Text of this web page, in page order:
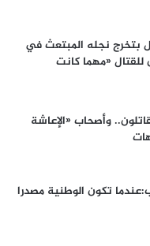
بتخرج نجله المبتعث في
للقتال «مهما كانت
وأصحاب «الإعاشة
تكون الوطنية مصدرا